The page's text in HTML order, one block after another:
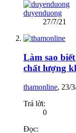
duyenduong
27/7/21
Làm sao
chất lượng
thamonline, 23/
Trả lời:
0
Đọc: